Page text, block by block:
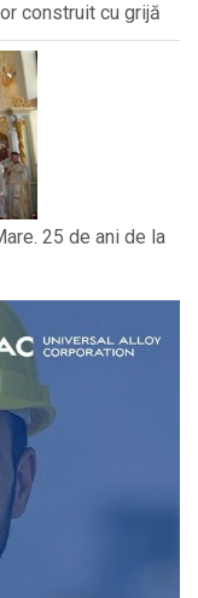
construit cu grijă
25 de ani de la